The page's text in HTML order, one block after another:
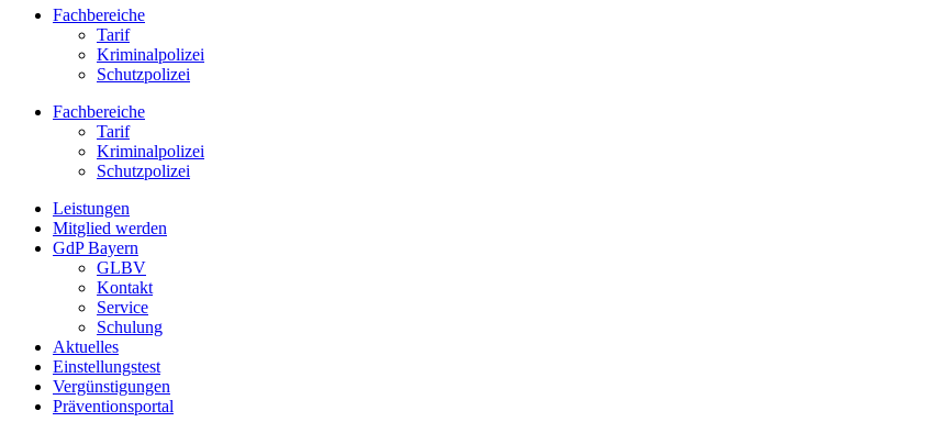
Fachbereiche
Tarif
Kriminalpolizei
Schutzpolizei
Fachbereiche
Tarif
Kriminalpolizei
Schutzpolizei
Leistungen
Mitglied werden
GdP Bayern
GLBV
Kontakt
Service
Schulung
Aktuelles
Einstellungstest
Vergünstigungen
Präventionsportal